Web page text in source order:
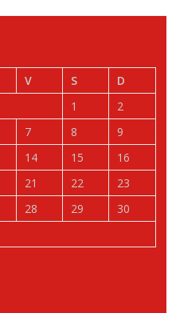
V S
D
1
2
7 8
9
14 15
16
21 22
23
28 29
30